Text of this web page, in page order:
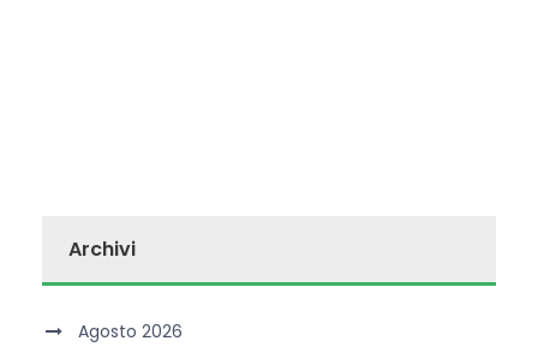
Archivi
Agosto 2026